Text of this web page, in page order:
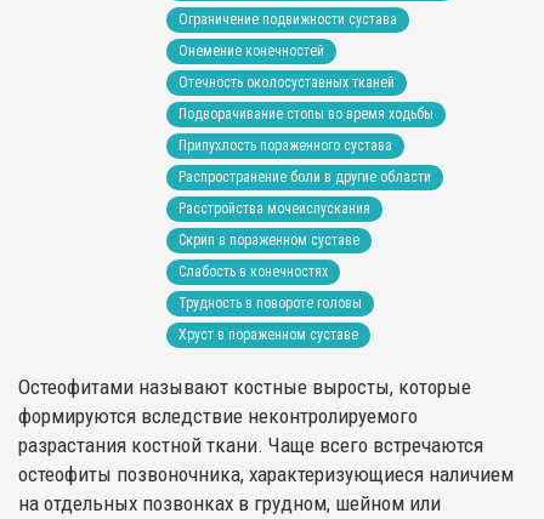
Ограничение подвижности сустава
Онемение конечностей
Отечность околосуставных тканей
Подворачивание стопы во время ходьбы
Припухлость пораженного сустава
Распространение боли в другие области
Расстройства мочеиспускания
Скрип в пораженном суставе
Слабость в конечностях
Трудность в повороте головы
Хруст в пораженном суставе
Остеофитами называют костные выросты, которые
формируются вследствие неконтролируемого
разрастания костной ткани. Чаще всего встречаются
остеофиты позвоночника, характеризующиеся наличием
на отдельных позвонках в грудном, шейном или